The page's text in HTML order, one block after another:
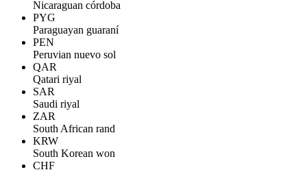
Nicaraguan córdoba
PYG
Paraguayan guaraní
PEN
Peruvian nuevo sol
QAR
Qatari riyal
SAR
Saudi riyal
ZAR
South African rand
KRW
South Korean won
CHF